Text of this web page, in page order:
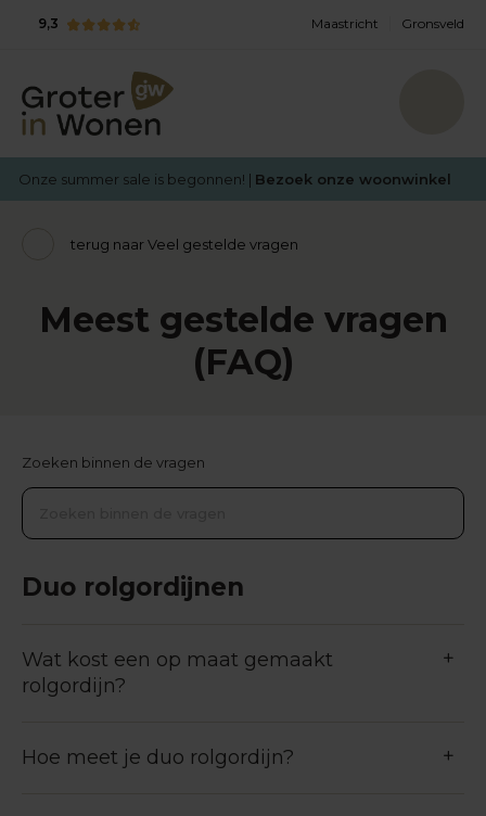
9,3 Maastricht Gronsveld
Onze summer sale is begonnen! | Bezoek onze woonwinkel
terug naar Veel gestelde vragen
Meest gestelde vragen
(FAQ)
Zoeken binnen de vragen
Duo rolgordijnen
Wat kost een op maat gemaakt
rolgordijn?
Hoe meet je duo rolgordijn?